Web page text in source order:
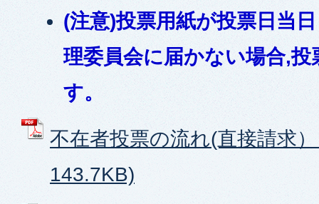
(注意)投票用紙が投票日当
理委員会に届かない場合,
す。
不在者投票の流れ(直接請求
143.7KB)